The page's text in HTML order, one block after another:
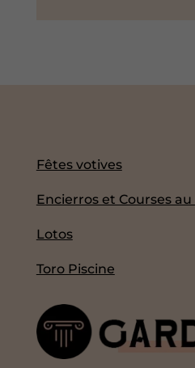
Fêtes votives
Encierros et Courses
Lotos
Toro Piscine